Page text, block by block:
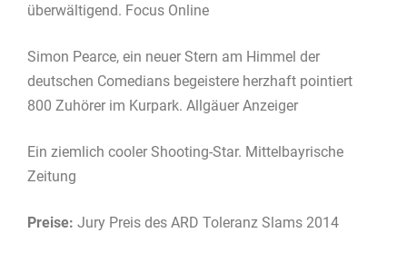
überwältigend. Focus Online
Simon Pearce, ein neuer Stern am Himmel der
deutschen Comedians begeistere herzhaft pointiert
800 Zuhörer im Kurpark. Allgäuer Anzeiger
Ein ziemlich cooler Shooting-Star. Mittelbayrische
Zeitung
Preise: Jury Preis des ARD Toleranz Slams 2014